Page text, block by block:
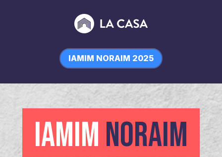
IAMIM NORAIM 2025
IAMIM NORAIM